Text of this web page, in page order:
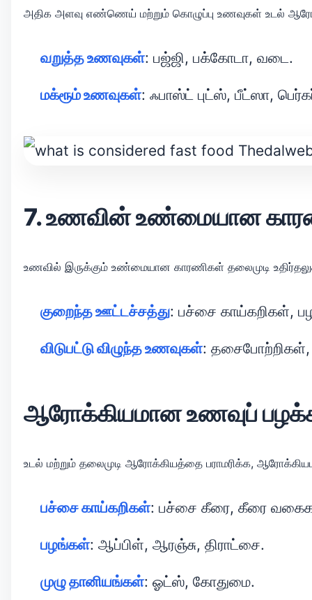
அதிக அளவு எண்ணெய் மற்றும் கொழுப்பு உணவுகள் உடல்
வறுத்த உணவுகள்: பஜ்ஜி, பக்கோடா, வடை.
மக்ரூம் உணவுகள்: ஃபாஸ்ட் புட்ஸ், பீட்ஸா,
7. உணவின் உண்மையான
உணவில் இருக்கும் உண்மையான காரணிகள் தலைமுடி
குறைந்த ஊட்டச்சத்து: பச்சை காய்கறிகள்,
விடுபட்டு விழுந்த உணவுகள்:
ஆரோக்கியமான உணவுப்
உடல் மற்றும் தலைமுடி ஆரோக்கியத்தை பராமரிக்க,
பச்சை காய்கறிகள்: பச்சை கீரை, கீரை
பழங்கள்: ஆப்பிள், ஆரஞ்சு, திராட்சை.
முழு தானியங்கள்: ஓட்ஸ், கோதுமை.